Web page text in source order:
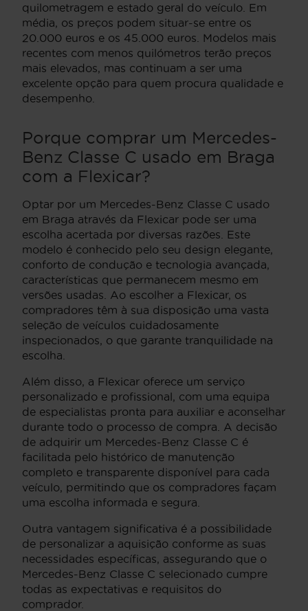
quilometragem e estado geral do veículo. Em
média, os preços podem situar-se entre os
20.000 euros e os 45.000 euros. Modelos mais
recentes com menos quilómetros terão preços
mais elevados, mas continuam a ser uma
excelente opção para quem procura qualidade e
desempenho.
Porque comprar um Mercedes-
Benz Classe C usado em Braga
com a Flexicar?
Optar por um Mercedes-Benz Classe C usado
em Braga através da Flexicar pode ser uma
escolha acertada por diversas razões. Este
modelo é conhecido pelo seu design elegante,
conforto de condução e tecnologia avançada,
características que permanecem mesmo em
versões usadas. Ao escolher a Flexicar, os
compradores têm à sua disposição uma vasta
seleção de veículos cuidadosamente
inspecionados, o que garante tranquilidade na
escolha.
Além disso, a Flexicar oferece um serviço
personalizado e profissional, com uma equipa
de especialistas pronta para auxiliar e aconselhar
durante todo o processo de compra. A decisão
de adquirir um Mercedes-Benz Classe C é
facilitada pelo histórico de manutenção
completo e transparente disponível para cada
veículo, permitindo que os compradores façam
uma escolha informada e segura.
Outra vantagem significativa é a possibilidade
de personalizar a aquisição conforme as suas
necessidades específicas, assegurando que o
Mercedes-Benz Classe C selecionado cumpre
todas as expectativas e requisitos do
comprador.